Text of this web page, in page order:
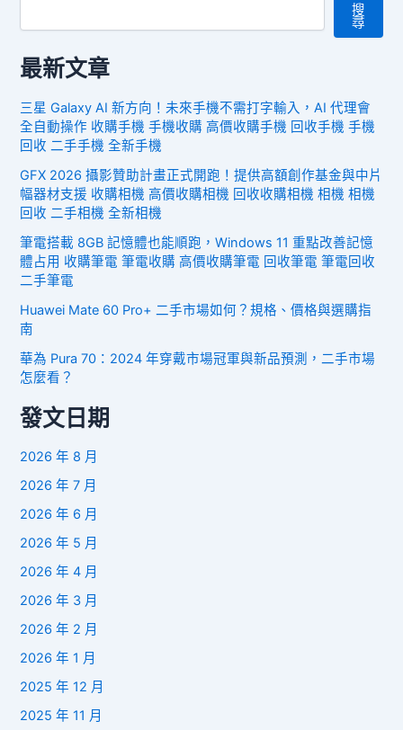
搜
尋
最新文章
三星 Galaxy AI 新方向！未來手機不需打字輸入，AI 代理會
全自動操作 收購手機 手機收購 高價收購手機 回收手機 手機
回收 二手手機 全新手機
GFX 2026 攝影贊助計畫正式開跑！提供高額創作基金與中片
幅器材支援 收購相機 高價收購相機 回收收購相機 相機 相機
回收 二手相機 全新相機
筆電搭載 8GB 記憶體也能順跑，Windows 11 重點改善記憶
體占用 收購筆電 筆電收購 高價收購筆電 回收筆電 筆電回收
二手筆電
Huawei Mate 60 Pro+ 二手市場如何？規格、價格與選購指
南
華為 Pura 70：2024 年穿戴市場冠軍與新品預測，二手市場
怎麼看？
發文日期
2026 年 8 月
2026 年 7 月
2026 年 6 月
2026 年 5 月
2026 年 4 月
2026 年 3 月
2026 年 2 月
2026 年 1 月
2025 年 12 月
2025 年 11 月